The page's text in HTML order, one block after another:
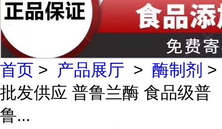
首页 > 产品展厅 > 酶制剂 >
批发供应 普鲁兰酶 食品级普
鲁...